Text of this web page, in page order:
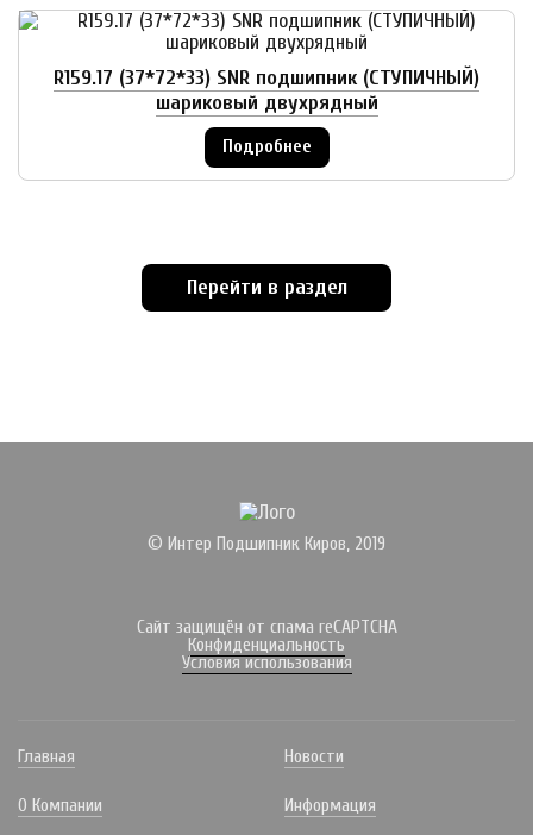
R159.17 (37*72*33) SNR подшипник (СТУПИЧНЫЙ)
шариковый двухрядный
Подробнее
Перейти в раздел
© Интер Подшипник Киров, 2019
Сайт защищён от спама reCAPTCHA
Конфиденциальность
Условия использования
Главная
О Компании
Новости
Информация